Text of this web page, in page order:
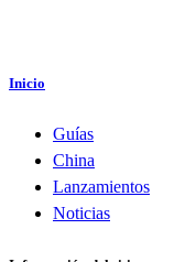
Inicio
Guías
China
Lanzamientos
Noticias